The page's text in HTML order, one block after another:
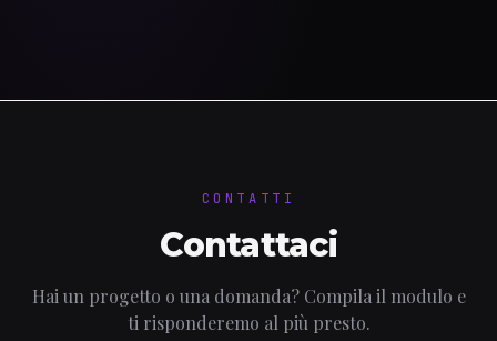
CONTATTI
Contattaci
Hai un progetto o una domanda? Compila il modulo e
ti risponderemo al più presto.